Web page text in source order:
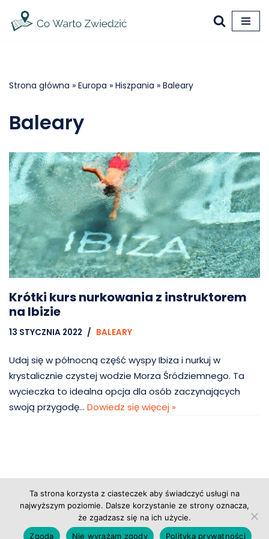
Przejdź
Strona główna » Europa » Hiszpania » Baleary
Baleary
Krótki kurs nurkowania z instruktorem
na Ibizie
13 STYCZNIA 2022 BALEARY
Udaj się w północną część wyspy Ibiza i nurkuj w
krystalicznie czystej wodzie Morza Śródziemnego. Ta
wycieczka to idealna opcja dla osób zaczynających
swoją przygodę… Dowiedz się więcej »
Copyright © 2026 Grupa Probiz, CoWartoZwiedzic.pl
Regulamin serwisu|Polityka prywatności|
Ta strona korzysta z ciasteczek aby świadczyć usługi na
najwyższym poziomie. Dalsze korzystanie ze strony oznacza,
że zgadzasz się na ich użycie.
Zgoda
Nie wyrażam zgody Polityka prywatności